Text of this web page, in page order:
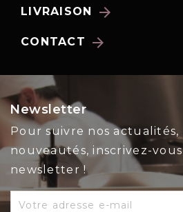
LIVRAISON arrow_forward
CONTACT arrow_forward
Newsletter
Pour suivre nos actualités,
nouveautés, inscrivez-
newsletter !